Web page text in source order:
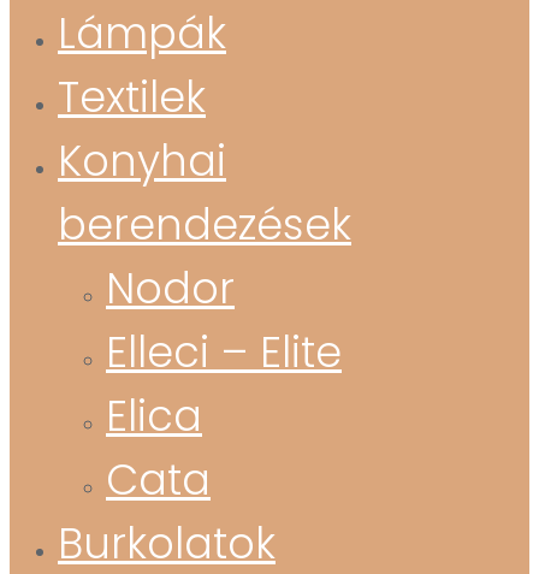
Lámpák
Textilek
Konyhai
berendezések
Nodor
Elleci – Elite
Elica
Cata
Burkolatok